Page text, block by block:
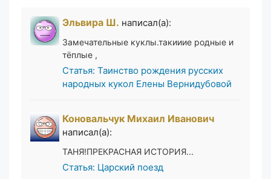
Эльвира Ш. написал(а):
Замечательные куклы.такииие родные и
тёплые ,
Статья: Таинство рождения русских
народных кукол Елены Вернидубовой
Коновальчук Михаил Иванович
написал(а):
ТАНЯ!ПРЕКРАСНАЯ ИСТОРИЯ...
Статья: Царский поезд